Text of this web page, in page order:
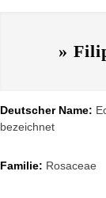
»
Deutscher Name:
bezeichnet
Familie: Rosaceae